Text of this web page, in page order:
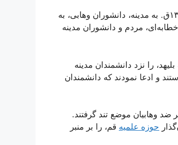
در حمله دوم وهابیان به فرماندهی عبدالله بن سعود در هشتم شوال ۱۳۴۴ق. به مدینه، دانشوران وهابی، به
مردم و دانشوران مدینه
را نزد دانشمندان مدینه
و ادعا نمودند که دانشمندان
وهابیان موضع تند گرفتند.
حوزه علمیه قم، را بر منبر